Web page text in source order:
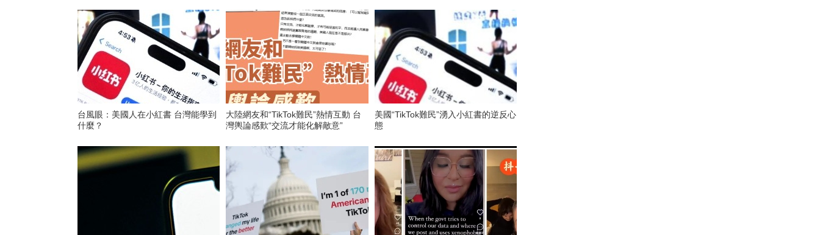
台風眼：美國人在小紅書 台灣能學到
什麼？
大陸網友和“TikTok難民”熱情互動 台
灣輿論感歎“交流才能化解敵意”
美國“TikTok難民”湧入小紅書的逆反心
態